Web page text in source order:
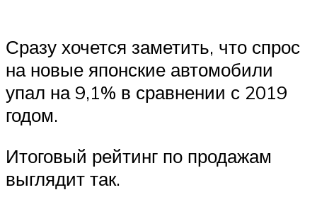
Сразу хочется заметить, что спрос
на новые японские автомобили
упал на 9,1% в сравнении с 2019
годом.
Итоговый рейтинг по продажам
выглядит так.